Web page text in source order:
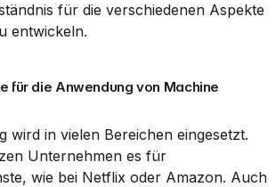
für die verschiedenen Aspekte
entwickeln.
für die Anwendung von Machine
wird in vielen Bereichen eingesetzt.
Unternehmen es für
wie bei Netflix oder Amazon. Auch